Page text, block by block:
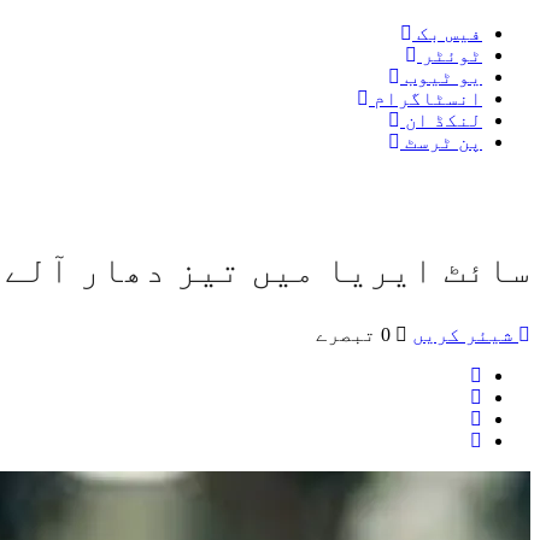
فیس بک
ٹوئٹر
یو ٹیوب
انسٹاگرام
لنکڈ ان
پن ٹرسٹ
سائٹ ایریا میں تیز دھار آلے سے 1 شخص
شیئر کریں